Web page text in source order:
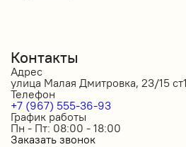
Контакты
Адрес
улица Малая Дмитровка, 23/15 ст1
Телефон
+7 (967) 555-36-93
График работы
Пн - Пт: 08:00 - 18:00
Заказать звонок